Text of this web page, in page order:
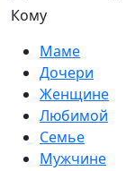
Кому
Маме
Дочери
Женщине
Любимой
Семье
Мужчине